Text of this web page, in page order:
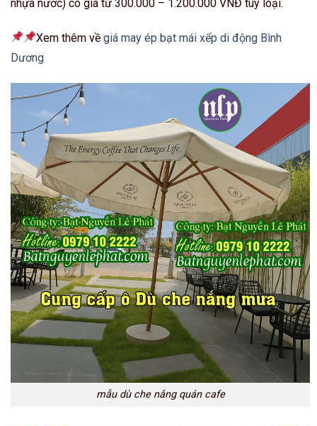
nhựa nước) có giá từ 300.000 – 1.200.000 VNĐ tùy loại.
Xem thêm vềgiá may ép bạt mái xếp di động Bình
Dương
mẫu dù che nắng quán cafe